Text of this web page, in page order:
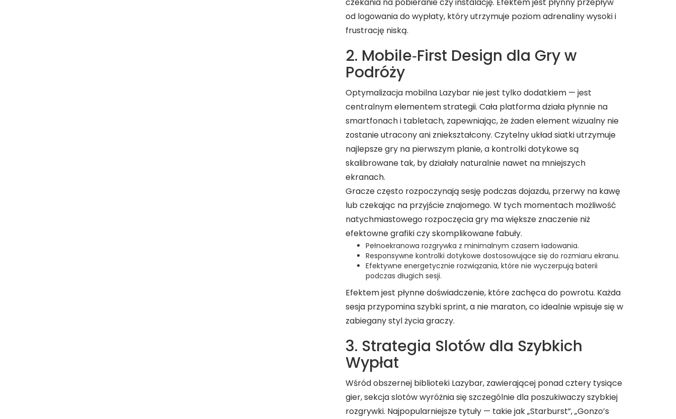
od logowania do wypłaty, który utrzymuje poziom adrenaliny wysoki i
frustrację niską.
2. Mobile‑First Design dla Gry w
Podróży
Optymalizacja mobilna Lazybar nie jest tylko dodatkiem — jest
centralnym elementem strategii. Cała platforma działa płynnie na
smartfonach i tabletach, zapewniając, że żaden element wizualny nie
zostanie utracony ani zniekształcony. Czytelny układ siatki utrzymuje
najlepsze gry na pierwszym planie, a kontrolki dotykowe są
skalibrowane tak, by działały naturalnie nawet na mniejszych
ekranach.
Gracze często rozpoczynają sesję podczas dojazdu, przerwy na kawę
lub czekając na przyjście znajomego. W tych momentach możliwość
natychmiastowego rozpoczęcia gry ma większe znaczenie niż
efektowne grafiki czy skomplikowane fabuły.
Pełnoekranowa rozgrywka z minimalnym czasem ładowania.
Responsywne kontrolki dotykowe dostosowujące się do rozmiaru ekranu.
Efektywne energetycznie rozwiązania, które nie wyczerpują baterii
podczas długich sesji.
Efektem jest płynne doświadczenie, które zachęca do powrotu. Każda
sesja przypomina szybki sprint, a nie maraton, co idealnie wpisuje się w
zabiegany styl życia graczy.
3. Strategia Slotów dla Szybkich
Wypłat
Wśród obszernej biblioteki Lazybar, zawierającej ponad cztery tysiące
gier, sekcja slotów wyróżnia się szczególnie dla poszukiwaczy szybkiej
rozgrywki. Najpopularniejsze tytuły — takie jak „Starburst”, „Gonzo’s